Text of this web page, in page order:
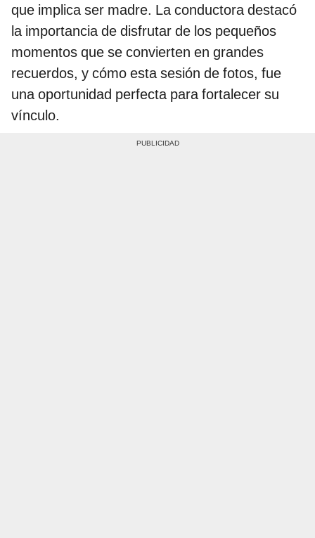
que implica ser madre. La conductora destacó
la importancia de disfrutar de los pequeños
momentos que se convierten en grandes
recuerdos, y cómo esta sesión de fotos, fue
una oportunidad perfecta para fortalecer su
vínculo.